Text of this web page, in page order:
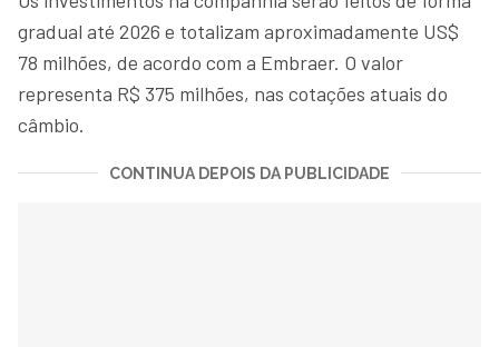
gradual até 2026 e totalizam aproximadamente US$
78 milhões, de acordo com a Embraer. O valor
representa R$ 375 milhões, nas cotações atuais do
câmbio.
CONTINUA DEPOIS DA PUBLICIDADE